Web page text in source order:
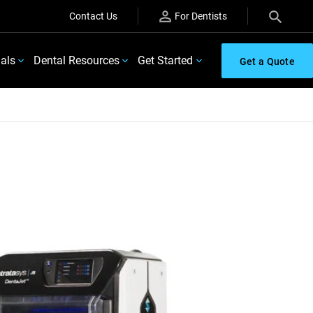
Contact Us For Dentists
Dental Resources Get Started Get a Quote